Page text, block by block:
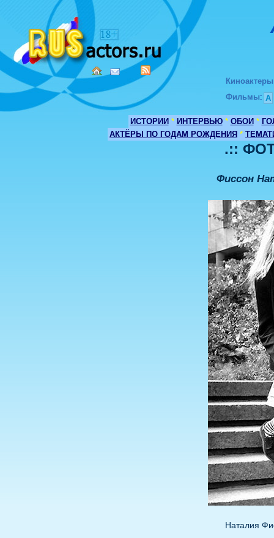
Киноактеры
Фильмы: А
ИСТОРИИ * ИНТЕРВЬЮ * ОБОИ *
АКТЁРЫ ПО ГОДАМ РОЖДЕНИЯ *
.::
Фиссон
Наталия